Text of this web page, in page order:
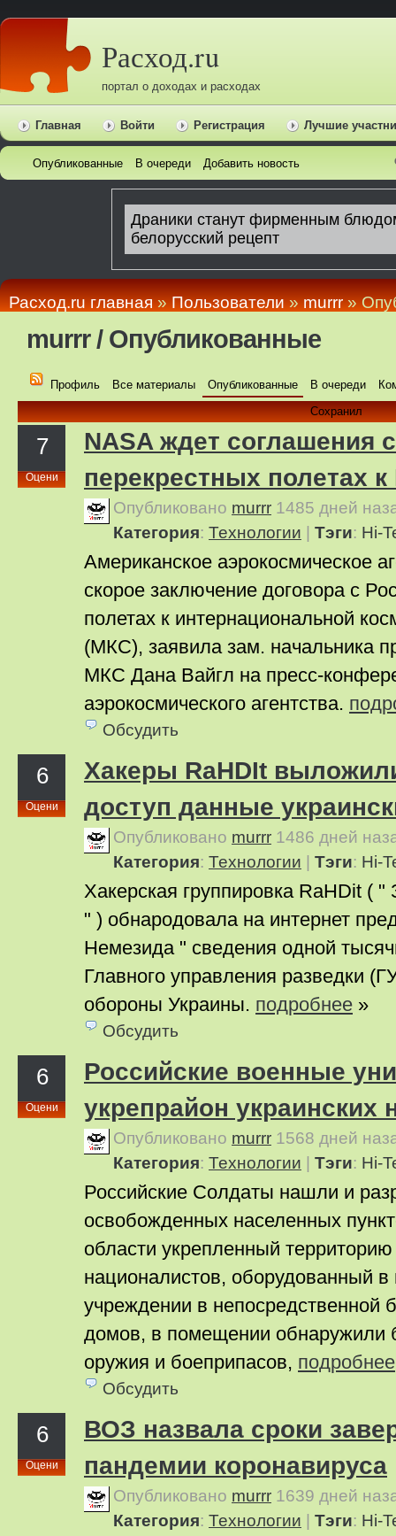
Расход.ru
портал о доходах и расходах
Главная Войти Регистрация Лучшие
Опубликованные В очереди Добавить новость
Расход.ru главная»Пользователи»murrr»
murrr / Опубликованные
Профиль Все материалы Опубликованные В очереди
Сохранил
7
Оцени
NASA ждет соглашения
перекрестных полетах
Опубликовано murrr 1485 дней
Категория: Технологии Тэги: Hi-
Американское аэрокосмическое
скорое заключение договора с
полетах к интернациональной
(МКС), заявила зам. начальника
МКС Дана Вайгл на пресс-
аэрокосмического агентства.
Обсудить
6
Оцени
Хакеры RaHDIt
доступ данные
Опубликовано murrr 1486 дней
Категория: Технологии Тэги: Hi-
Хакерская группировка RaHDit (
" ) обнародовала на интернет
Немезида " сведения одной
Главного управления разведки
обороны Украины. подробнее »
Обсудить
6
Оцени
Российские военные
укрепрайон украинских
Опубликовано murrr 1568 дней
Категория: Технологии Тэги: Hi-
Российские Солдаты нашли и
освобожденных населенных
области укрепленный территорию
националистов, оборудованный
учреждении в непосредственной
домов, в помещении обнаружили
оружия и боеприпасов, подробнее
Обсудить
6
Оцени
ВОЗ назвала сроки
пандемии коронавируса
Опубликовано murrr 1639 дней
Категория: Технологии Тэги: Hi-